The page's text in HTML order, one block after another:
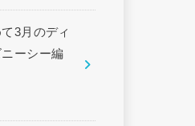
3月のディ
ーシー編